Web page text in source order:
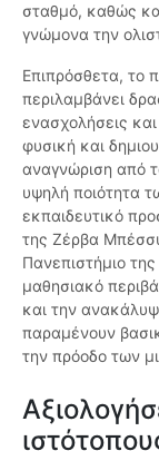
σταθμό, καθώς
γνώμονα την
Επιπρόσθετα, το
περιλαμβάνει
ενασχολήσεις
φυσική και
αναγνώριση από
υψηλή ποιότητα
εκπαιδευτικό
της Ζέρβα
Πανεπιστήμιο
μαθησιακό
και την
παραμένουν
την πρόοδο των